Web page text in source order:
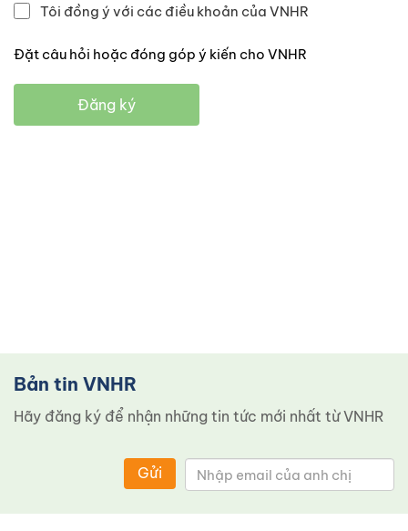
Tôi đồng ý với các điều khoản của VNHR
Đặt câu hỏi hoặc đóng góp ý kiến cho VNHR
Đăng ký
Bản tin VNHR
Hãy đăng ký để nhận những tin tức mới nhất từ ​​VNHR
Gửi